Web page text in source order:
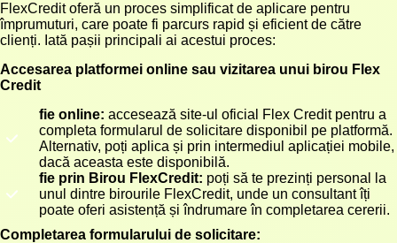
FlexCredit oferă un proces simplificat de aplicare pentru
împrumuturi, care poate fi parcurs rapid și eficient de către
clienți. Iată pașii principali ai acestui proces:
Accesarea platformei online sau vizitarea unui birou Flex
Credit
fie online: accesează site-ul oficial Flex Credit pentru a
completa formularul de solicitare disponibil pe platformă.
Alternativ, poți aplica și prin intermediul aplicației mobile,
dacă aceasta este disponibilă.
fie prin Birou FlexCredit: poți să te prezinți personal la
unul dintre birourile FlexCredit, unde un consultant îți
poate oferi asistență și îndrumare în completarea cererii.
Completarea formularului de solicitare: